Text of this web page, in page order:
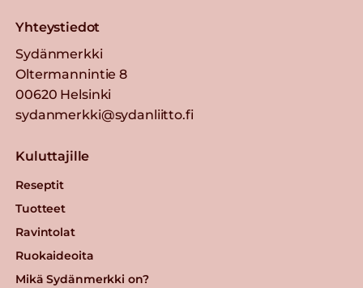
Yhteystiedot
Sydänmerkki
Oltermannintie 8
00620 Helsinki
sydanmerkki@sydanliitto.fi
Kuluttajille
Reseptit
Tuotteet
Ravintolat
Ruokaideoita
Mikä Sydänmerkki on?